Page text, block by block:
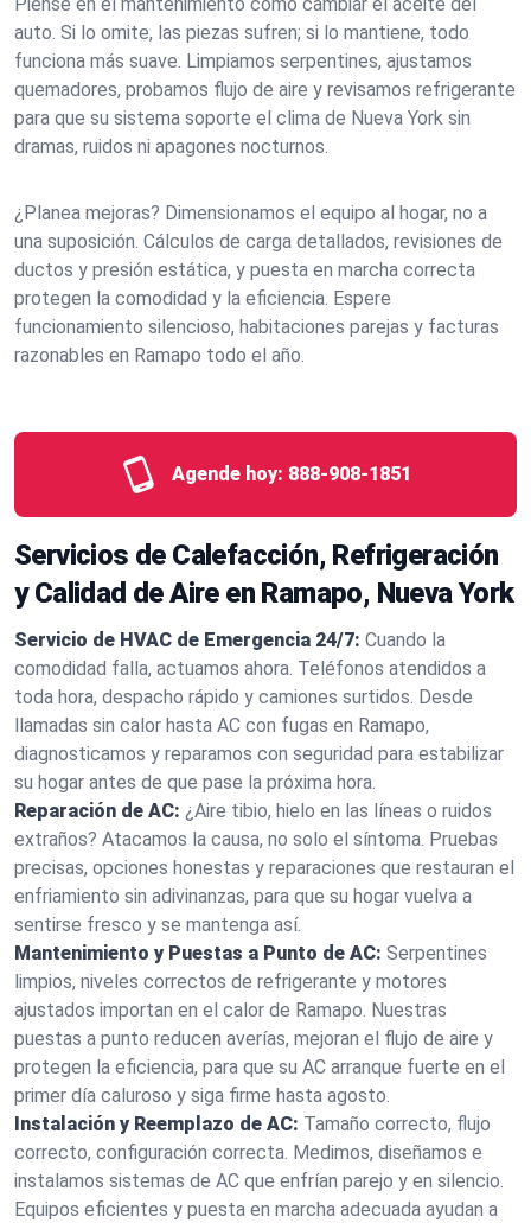
auto. Si lo omite, las piezas sufren; si lo mantiene, todo
funciona más suave. Limpiamos serpentines, ajustamos
quemadores, probamos flujo de aire y revisamos refrigerante
para que su sistema soporte el clima de Nueva York sin
dramas, ruidos ni apagones nocturnos.
¿Planea mejoras? Dimensionamos el equipo al hogar, no a
una suposición. Cálculos de carga detallados, revisiones de
ductos y presión estática, y puesta en marcha correcta
protegen la comodidad y la eficiencia. Espere
funcionamiento silencioso, habitaciones parejas y facturas
razonables en Ramapo todo el año.
Agende hoy: 888-908-1851
Servicios de Calefacción, Refrigeración
y Calidad de Aire en Ramapo, Nueva York
Servicio de HVAC de Emergencia 24/7: Cuando la
comodidad falla, actuamos ahora. Teléfonos atendidos a
toda hora, despacho rápido y camiones surtidos. Desde
llamadas sin calor hasta AC con fugas en Ramapo,
diagnosticamos y reparamos con seguridad para estabilizar
su hogar antes de que pase la próxima hora.
Reparación de AC: ¿Aire tibio, hielo en las líneas o ruidos
extraños? Atacamos la causa, no solo el síntoma. Pruebas
precisas, opciones honestas y reparaciones que restauran el
enfriamiento sin adivinanzas, para que su hogar vuelva a
sentirse fresco y se mantenga así.
Mantenimiento y Puestas a Punto de AC: Serpentines
limpios, niveles correctos de refrigerante y motores
ajustados importan en el calor de Ramapo. Nuestras
puestas a punto reducen averías, mejoran el flujo de aire y
protegen la eficiencia, para que su AC arranque fuerte en el
primer día caluroso y siga firme hasta agosto.
Instalación y Reemplazo de AC: Tamaño correcto, flujo
correcto, configuración correcta. Medimos, diseñamos e
instalamos sistemas de AC que enfrían parejo y en silencio.
Equipos eficientes y puesta en marcha adecuada ayudan a